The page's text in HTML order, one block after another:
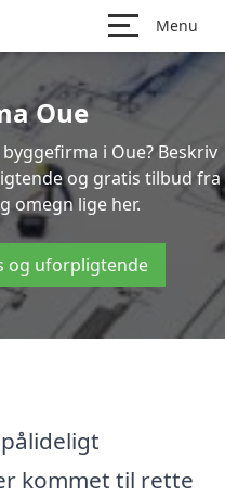
Menu
Oue
i Oue? Beskriv
og gratis tilbud fra
omegn lige her.
og uforpligtende
kommet til rette